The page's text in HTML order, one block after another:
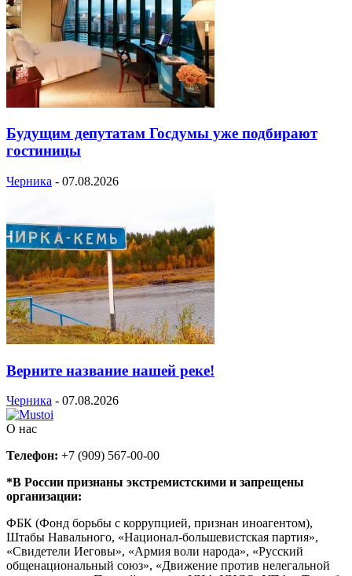
Будущим депутатам Госдумы уже подбирают
гостиницы
Черника - 07.08.2026
Верните название нашей реке!
Черника - 07.08.2026
О нас
Телефон: +7 (909) 567-00-00
*В России признаны экстремистскими и запрещены
организации:
ФБК (Фонд борьбы с коррупцией, признан иноагентом),
Штабы Навального, «Национал-большевистская партия»,
«Свидетели Иеговы», «Армия воли народа», «Русский
общенациональный союз», «Движение против нелегальной